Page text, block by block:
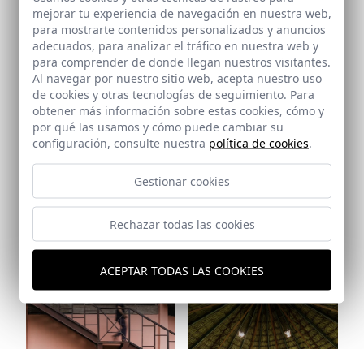
Ref: 9322_33
Ref: 9322_34
mejorar tu experiencia de navegación en nuestra web,
para mostrarte contenidos personalizados y anuncios
adecuados, para analizar el tráfico en nuestra web y
para comprender de donde llegan nuestros visitantes.
Al navegar por nuestro sitio web, acepta nuestro uso
de cookies y otras tecnologías de seguimiento. Para
obtener más información sobre estas cookies, cómo y
por qué las usamos y cómo puede cambiar su
configuración, consulte nuestra política de cookies.
Gestionar cookies
Rechazar todas las cookies
ACEPTAR TODAS LAS COOKIES